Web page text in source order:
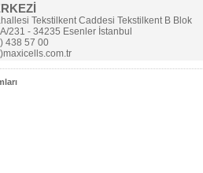
Tekstilkent Caddesi Tekstilkent B Blok
231 - 34235 Esenler İstanbul
438 57 00